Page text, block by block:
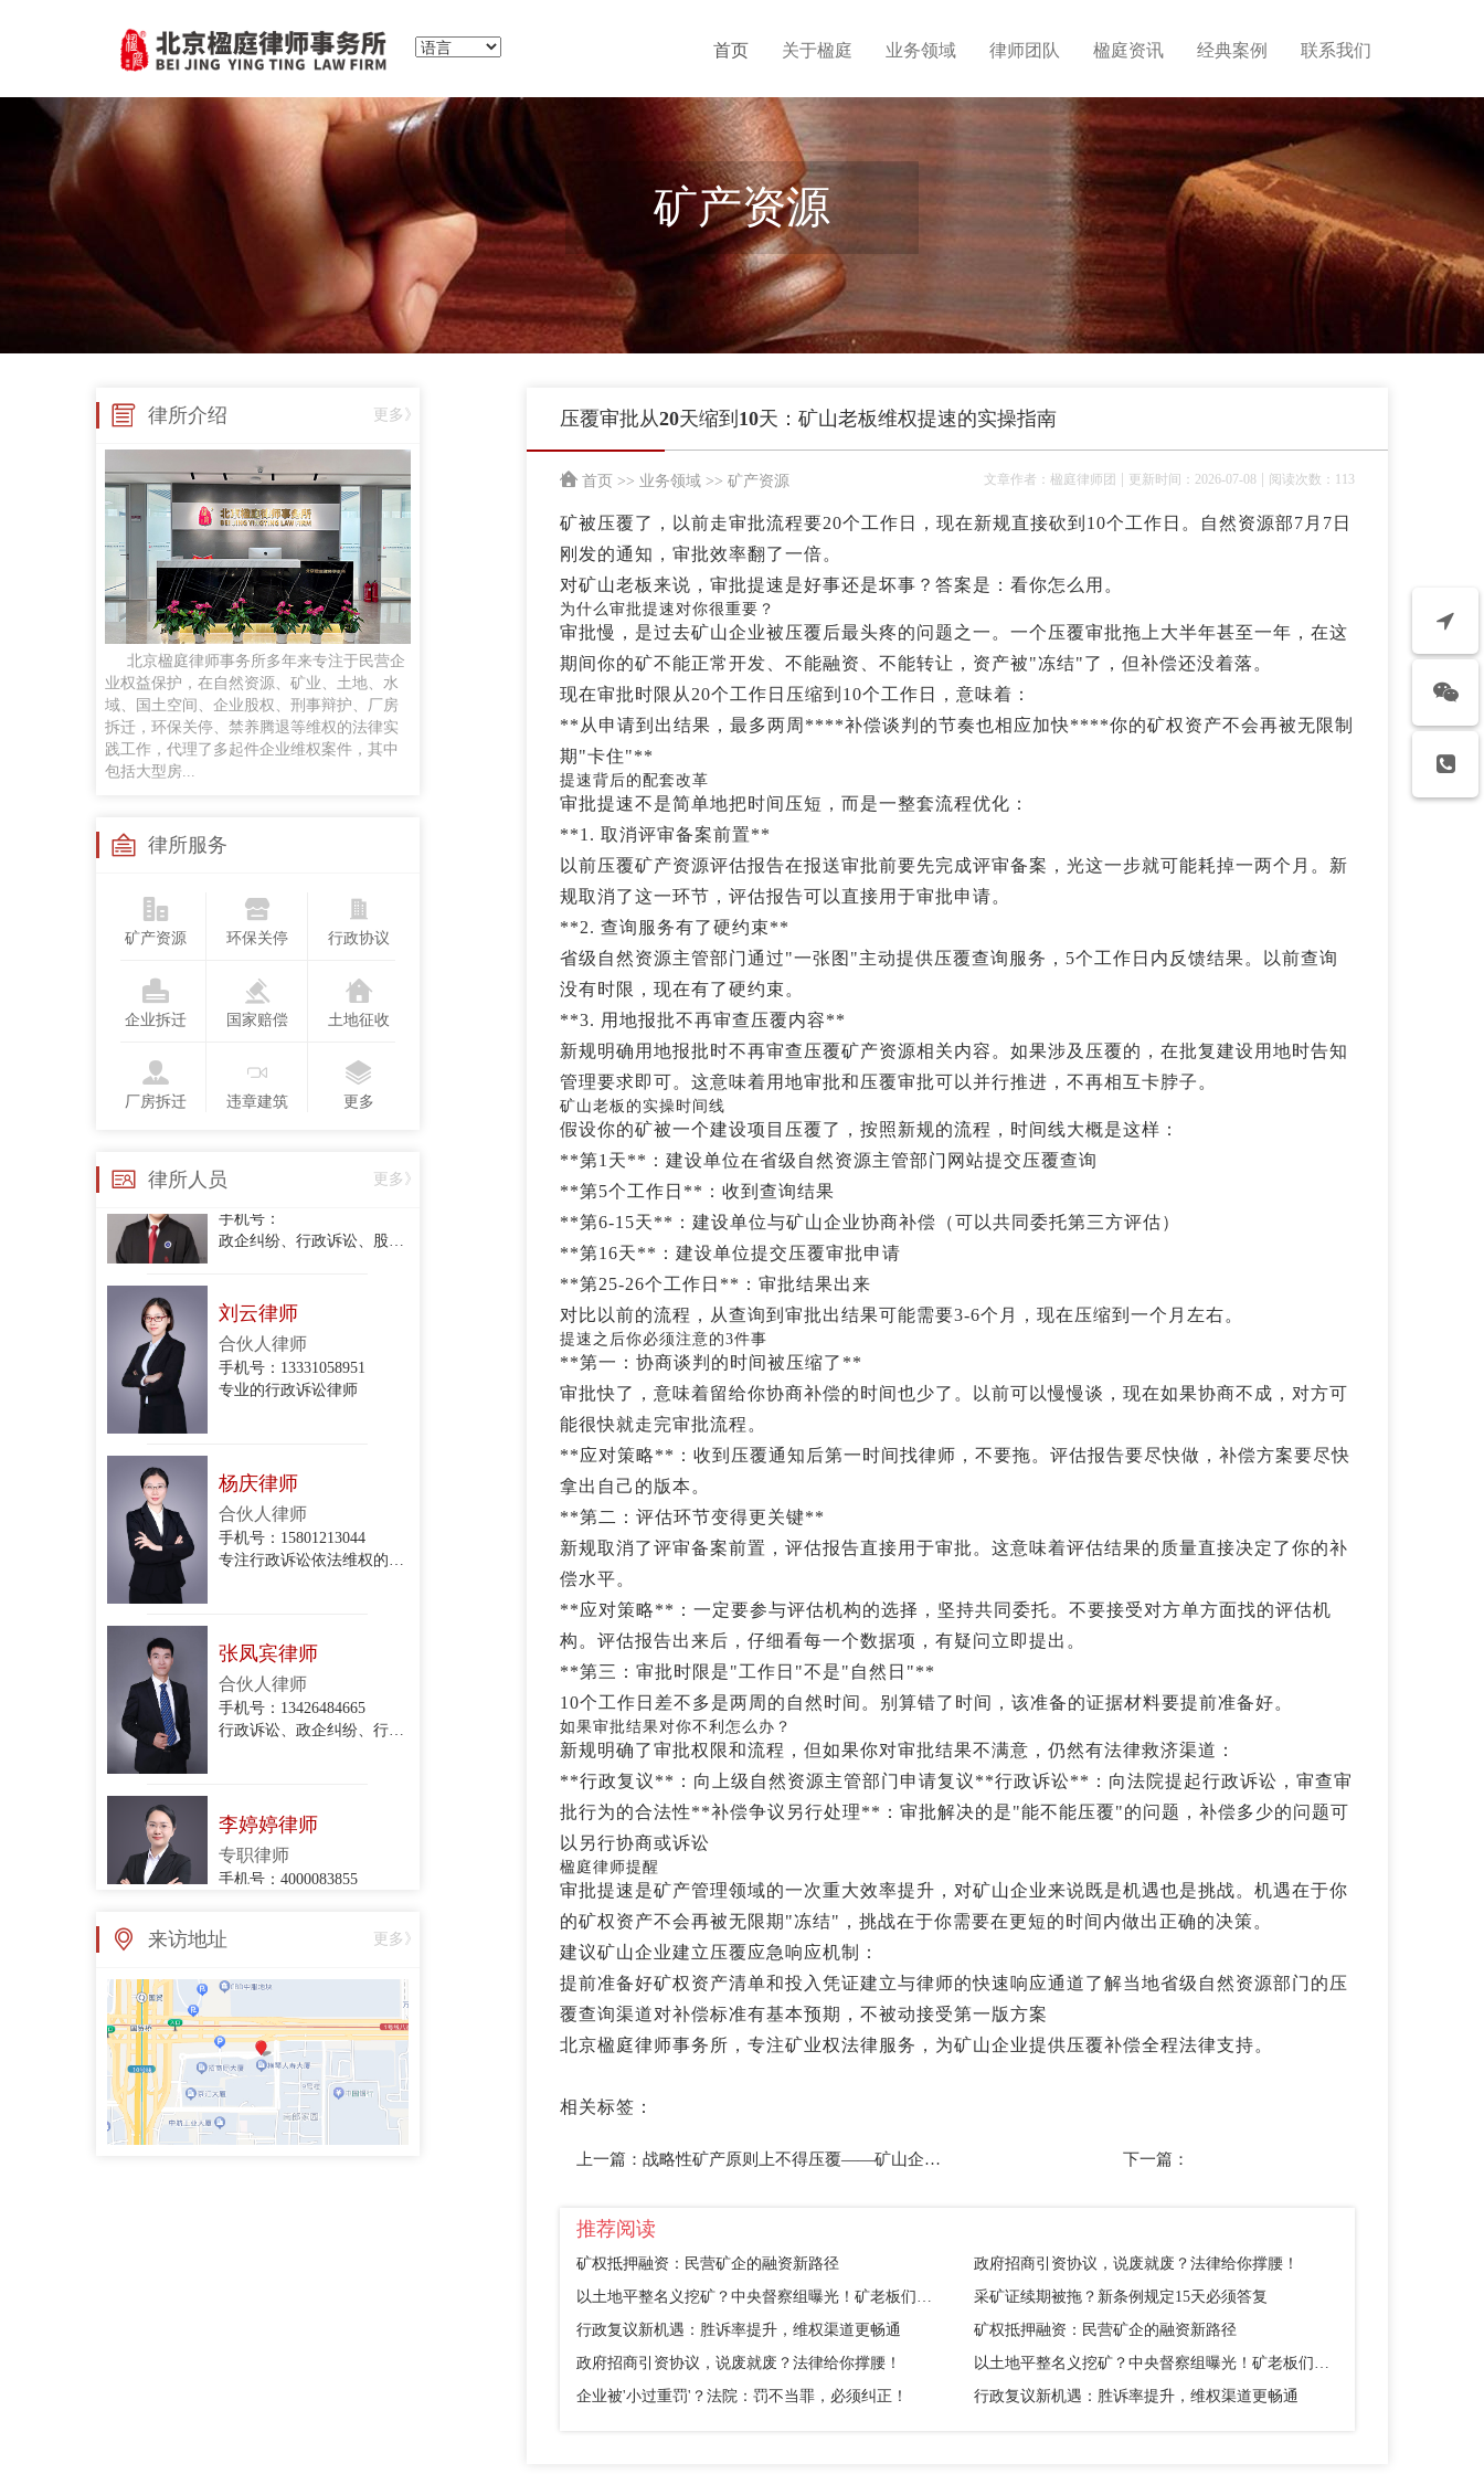
首页 关于楹庭 业务领域 律师团队 楹庭资讯 经典案例 联系我们
矿产资源
律所介绍 更多》
北京楹庭律师事务所多年来专注于民营企
业权益保护，在自然资源、矿业、土地、水
域、国土空间、企业股权、刑事辩护、厂房
拆迁，环保关停、禁养腾退等维权的法律实
践工作，代理了多起件企业维权案件，其中
包括大型房...
律所服务
矿产资源 环保关停 行政协议
企业拆迁 国家赔偿 土地征收
厂房拆迁 违章建筑 更多
律所人员 更多》
任黎明
律师
手机号：
政企磋商、商事谈判、企业常法、投融资咨询服务及民商事诉讼等
贡梦
执业律师
手机号：
合同纠纷、婚姻家事、侵权纠纷、劳动争议案件，并对公司股权争议、合伙企业解散与清算
手机号：
执业律师
手机号：13718123775
政企纠纷、行政诉讼、股东损害公司债权人利益纠纷、股权转让合同纠纷、项目转让合同纠纷、委托代理合同纠纷、建设工程施工合同纠纷、房屋租赁合同纠纷、民间借贷合同纠纷、财产损害赔
刘云律师
手机号：13331058951
手机号：15801213044
手机号：13426484665
手机号：4000083855
张亚丽律师
专职律师
手机号：4000083855
政企纠纷律师团队专职律师
史鹏举律师
专职律师
手机号：4000083855
来访地址 更多》
压覆审批从20天缩到10天：矿山老板维权提速的实操指南
首页 >> 业务领域 >> 矿产资源 文章作者：楹庭律师团 更新时间：2026-07-08 阅读次数：113
矿被压覆了，以前走审批流程要20个工作日，现在新规直接砍到10个工作日。自然资源部7月7日
刚发的通知，审批效率翻了一倍。
对矿山老板来说，审批提速是好事还是坏事？答案是：看你怎么用。
为什么审批提速对你很重要？
审批慢，是过去矿山企业被压覆后最头疼的问题之一。一个压覆审批拖上大半年甚至一年，在这
期间你的矿不能正常开发、不能融资、不能转让，资产被"冻结"了，但补偿还没着落。
现在审批时限从20个工作日压缩到10个工作日，意味着：
**从申请到出结果，最多两周****补偿谈判的节奏也相应加快****你的矿权资产不会再被无限制
期"卡住"**
提速背后的配套改革
审批提速不是简单地把时间压短，而是一整套流程优化：
**1. 取消评审备案前置**
以前压覆矿产资源评估报告在报送审批前要先完成评审备案，光这一步就可能耗掉一两个月。新
规取消了这一环节，评估报告可以直接用于审批申请。
**2. 查询服务有了硬约束**
省级自然资源主管部门通过"一张图"主动提供压覆查询服务，5个工作日内反馈结果。以前查询
没有时限，现在有了硬约束。
**3. 用地报批不再审查压覆内容**
新规明确用地报批时不再审查压覆矿产资源相关内容。如果涉及压覆的，在批复建设用地时告知
管理要求即可。这意味着用地审批和压覆审批可以并行推进，不再相互卡脖子。
矿山老板的实操时间线
假设你的矿被一个建设项目压覆了，按照新规的流程，时间线大概是这样：
**第1天**：建设单位在省级自然资源主管部门网站提交压覆查询
**第5个工作日**：收到查询结果
**第6-15天**：建设单位与矿山企业协商补偿（可以共同委托第三方评估）
**第16天**：建设单位提交压覆审批申请
**第25-26个工作日**：审批结果出来
对比以前的流程，从查询到审批出结果可能需要3-6个月，现在压缩到一个月左右。
提速之后你必须注意的3件事
**第一：协商谈判的时间被压缩了**
审批快了，意味着留给你协商补偿的时间也少了。以前可以慢慢谈，现在如果协商不成，对方可
能很快就走完审批流程。
**应对策略**：收到压覆通知后第一时间找律师，不要拖。评估报告要尽快做，补偿方案要尽快
拿出自己的版本。
**第二：评估环节变得更关键**
新规取消了评审备案前置，评估报告直接用于审批。这意味着评估结果的质量直接决定了你的补
偿水平。
**应对策略**：一定要参与评估机构的选择，坚持共同委托。不要接受对方单方面找的评估机
构。评估报告出来后，仔细看每一个数据项，有疑问立即提出。
**第三：审批时限是"工作日"不是"自然日"**
10个工作日差不多是两周的自然时间。别算错了时间，该准备的证据材料要提前准备好。
如果审批结果对你不利怎么办？
新规明确了审批权限和流程，但如果你对审批结果不满意，仍然有法律救济渠道：
**行政复议**：向上级自然资源主管部门申请复议**行政诉讼**：向法院提起行政诉讼，审查审
批行为的合法性**补偿争议另行处理**：审批解决的是"能不能压覆"的问题，补偿多少的问题可
以另行协商或诉讼
楹庭律师提醒
审批提速是矿产管理领域的一次重大效率提升，对矿山企业来说既是机遇也是挑战。机遇在于你
的矿权资产不会再被无限期"冻结"，挑战在于你需要在更短的时间内做出正确的决策。
建议矿山企业建立压覆应急响应机制：
提前准备好矿权资产清单和投入凭证建立与律师的快速响应通道了解当地省级自然资源部门的压
覆查询渠道对补偿标准有基本预期，不被动接受第一版方案
北京楹庭律师事务所，专注矿业权法律服务，为矿山企业提供压覆补偿全程法律支持。
相关标签：
上一篇： 战略性矿产原则上不得压覆——矿山企业如何用好这把＂保护伞＂ 下一篇：
推荐阅读
矿权抵押融资：民营矿企的融资新路径
政府招商引资协议，说废就废？法律给你撑腰！
以土地平整名义挖矿？中央督察组曝光！矿老板们别踩这个坑
采矿证续期被拖？新条例规定15天必须答复
行政复议新机遇：胜诉率提升，维权渠道更畅通
矿权抵押融资：民营矿企的融资新路径
政府招商引资协议，说废就废？法律给你撑腰！
以土地平整名义挖矿？中央督察组曝光！矿老板们别踩这个坑
企业被'小过重罚'？法院：罚不当罪，必须纠正！
行政复议新机遇：胜诉率提升，维权渠道更畅通